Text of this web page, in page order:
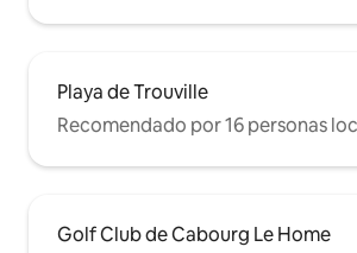
Playa de Trouville
Recomendado por 16 personas
Golf Club de Cabourg Le Home